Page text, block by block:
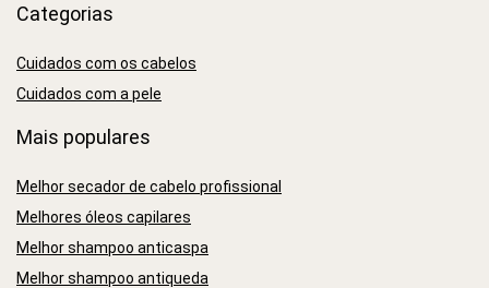
Categorias
Cuidados com os cabelos
Cuidados com a pele
Mais populares
Melhor secador de cabelo profissional
Melhores óleos capilares
Melhor shampoo anticaspa
Melhor shampoo antiqueda